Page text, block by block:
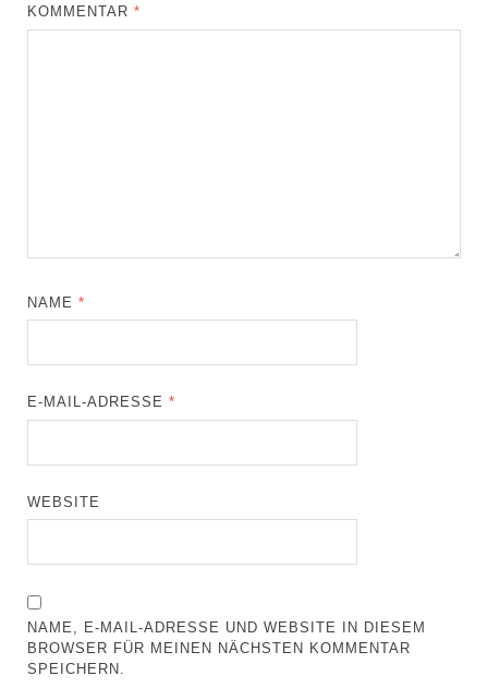
KOMMENTAR*
NAME*
E-MAIL-ADRESSE*
WEBSITE
NAME, E-MAIL-ADRESSE UND WEBSITE IN DIESEM
BROWSER FÜR MEINEN NÄCHSTEN KOMMENTAR
SPEICHERN.